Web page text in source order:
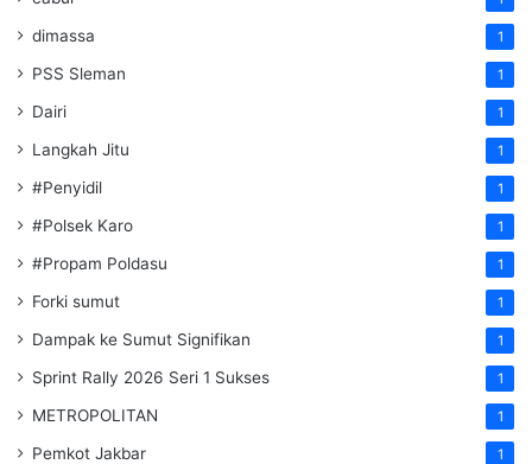
dimassa 1
PSS Sleman 1
Dairi 1
Langkah Jitu 1
#Penyidil 1
#Polsek Karo 1
#Propam Poldasu 1
Forki sumut 1
Dampak ke Sumut Signifikan 1
Sprint Rally 2026 Seri 1 Sukses 1
METROPOLITAN 1
Pemkot Jakbar 1